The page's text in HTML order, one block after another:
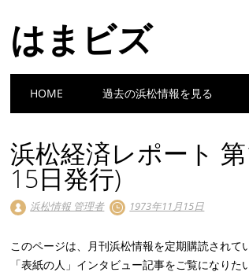
はまビズ
Main menu
HOME 過去の浜松情報を見る
浜松経済レポート
15日発行)
浜松情報 管理者 1973年11月15日
このページは、月刊浜松情報を定期購読されて
「表紙の人」インタビュー記事をご覧になりた